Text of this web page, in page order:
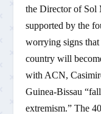
the Director of Sol
supported by the
worrying signs
country will
with ACN,
Guinea-Bissau
extremism.” The